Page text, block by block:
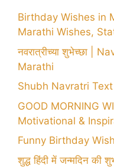
Birthday Wishes in
Marathi Wishes,
नवरात्रीच्या शुभेच्छा |
Marathi
Shubh Navratri
GOOD MORNING
Motivational &
Funny Birthday
शुद्ध हिंदी में जन्मदिन